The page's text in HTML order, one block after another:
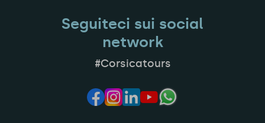
Seguiteci sui social
network
#Corsicatours